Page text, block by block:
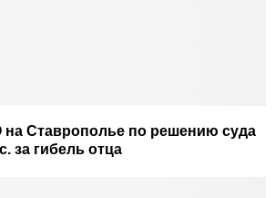
Ставрополье по решению суда
за гибель отца